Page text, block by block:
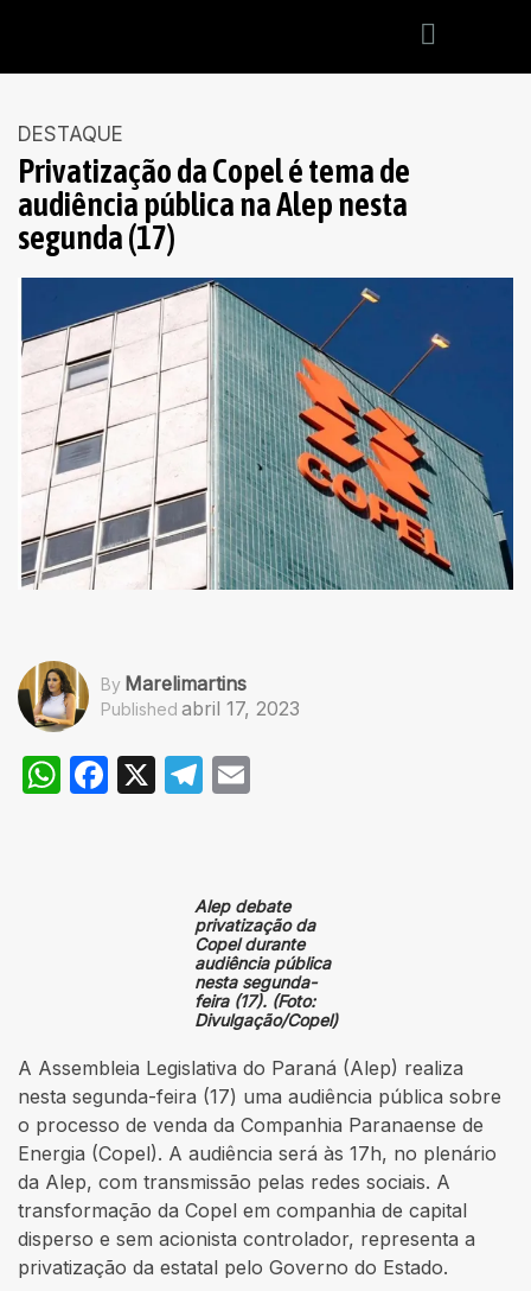
DESTAQUE
Privatização da Copel é tema de
audiência pública na Alep nesta
segunda (17)
By Marelimartins
Published abril 17, 2023
WhatsApp
Facebook
X Telegram
Alep debate
privatização da
Copel durante
audiência pública
nesta segunda-
feira (17). (Foto:
Divulgação/Copel)
A Assembleia Legislativa do Paraná (Alep) realiza
nesta segunda-feira (17) uma audiência pública sobre
o processo de venda da Companhia Paranaense de
Energia (Copel). A audiência será às 17h, no plenário
da Alep, com transmissão pelas redes sociais. A
transformação da Copel em companhia de capital
disperso e sem acionista controlador, representa a
privatização da estatal pelo Governo do Estado.